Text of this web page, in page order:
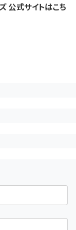
公式サイトはこち